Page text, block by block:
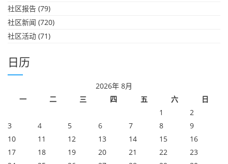
社区报告 (79)
社区新闻 (720)
社区活动 (71)
日历
2026年 8月
一
二 三 四 五 六
日
1
2
3
4 5 6 7 8
9
10
11 12 13 14 15
16
17
18 19 20 21 22
23